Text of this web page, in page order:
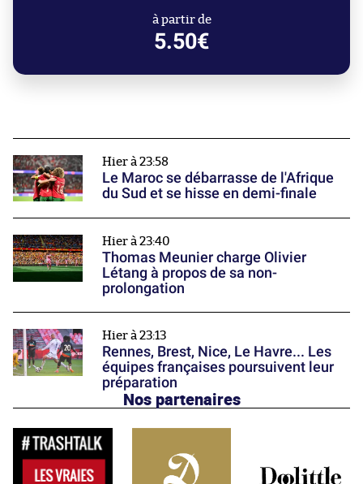
à partir de
5.50€
Hier à 23:58
Le Maroc se débarrasse de l'Afrique
du Sud et se hisse en demi-finale
Hier à 23:40
Thomas Meunier charge Olivier
Létang à propos de sa non-
prolongation
Hier à 23:13
Rennes, Brest, Nice, Le Havre... Les
équipes françaises poursuivent leur
préparation
Nos partenaires